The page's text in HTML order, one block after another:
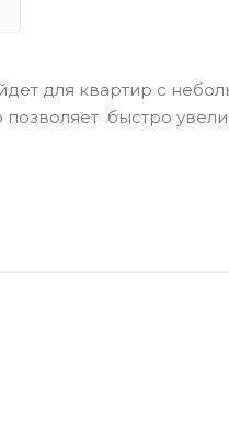
для квартир с
быстро